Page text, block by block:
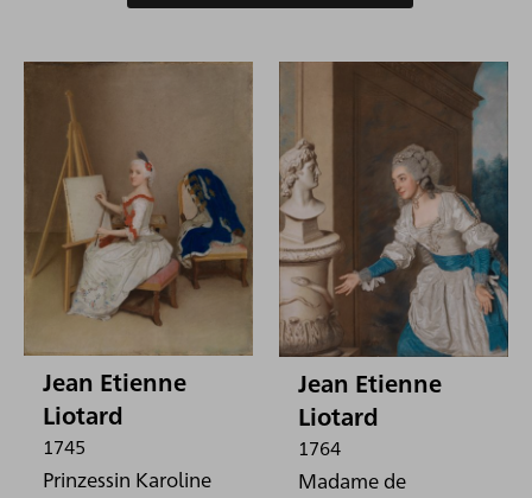
Jean Etienne
Liotard
1745
Prinzessin Karoline
Jean Etienne
Liotard
1764
Madame de